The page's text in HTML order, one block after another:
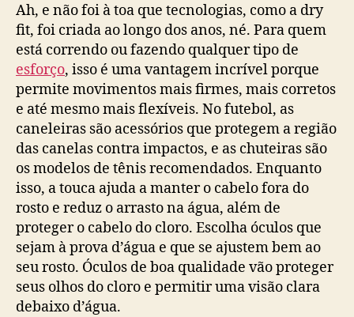
Ah, e não foi à toa que tecnologias, como a dry
fit, foi criada ao longo dos anos, né. Para quem
está correndo ou fazendo qualquer tipo de
esforço, isso é uma vantagem incrível porque
permite movimentos mais firmes, mais corretos
e até mesmo mais flexíveis. No futebol, as
caneleiras são acessórios que protegem a região
das canelas contra impactos, e as chuteiras são
os modelos de tênis recomendados. Enquanto
isso, a touca ajuda a manter o cabelo fora do
rosto e reduz o arrasto na água, além de
proteger o cabelo do cloro. Escolha óculos que
sejam à prova d’água e que se ajustem bem ao
seu rosto. Óculos de boa qualidade vão proteger
seus olhos do cloro e permitir uma visão clara
debaixo d’água.